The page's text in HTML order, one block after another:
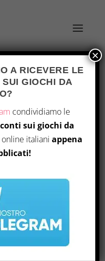
FROM THE
XB...
A RICEVERE LE
GIOCHI DA
condividiamo le
sui giochi da
italiani appena
×